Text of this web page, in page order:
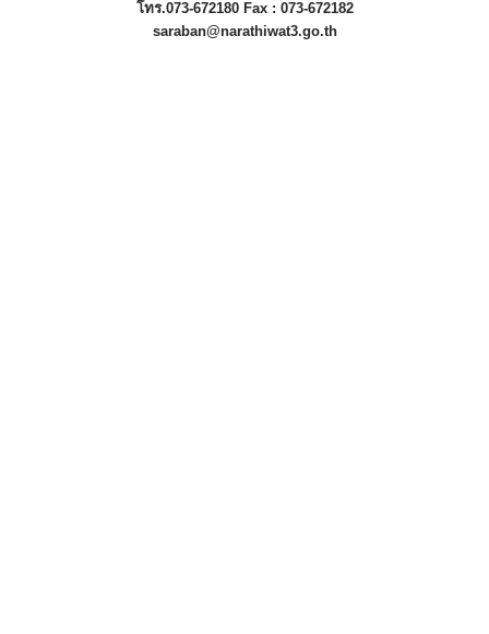
โทร.073-672180 Fax : 073-672182
saraban@narathiwat3.go.th